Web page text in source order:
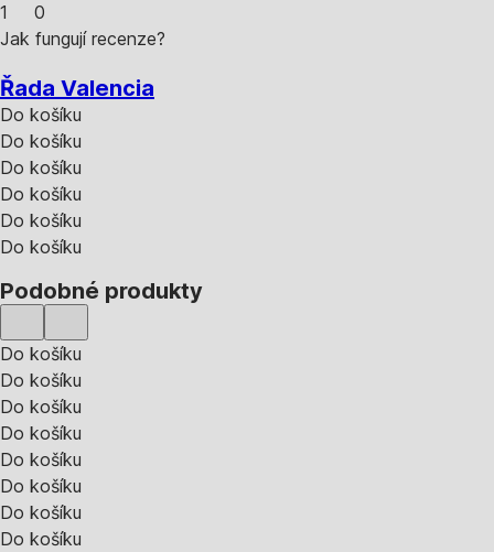
1
0
Jak fungují recenze?
Řada Valencia
Do košíku
Do košíku
Do košíku
Do košíku
Do košíku
Do košíku
Podobné produkty
Do košíku
Do košíku
Do košíku
Do košíku
Do košíku
Do košíku
Do košíku
Do košíku